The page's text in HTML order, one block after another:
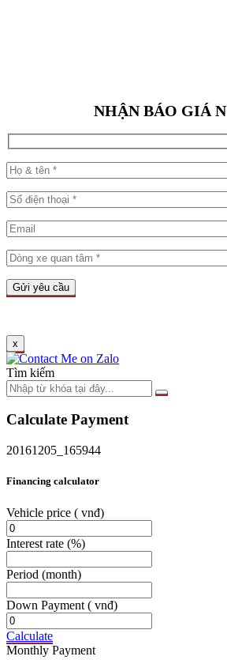
NHẬN BÁO GIÁ
x
Tìm kiếm
Calculate Payment
20161205_165944
Financing calculator
Vehicle price ( vnđ)
Interest rate (%)
Period (month)
Down Payment ( vnđ)
Calculate
Monthly Payment